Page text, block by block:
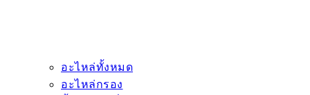
อะไหล่ทั้งหมด
อะไหล่กรอง